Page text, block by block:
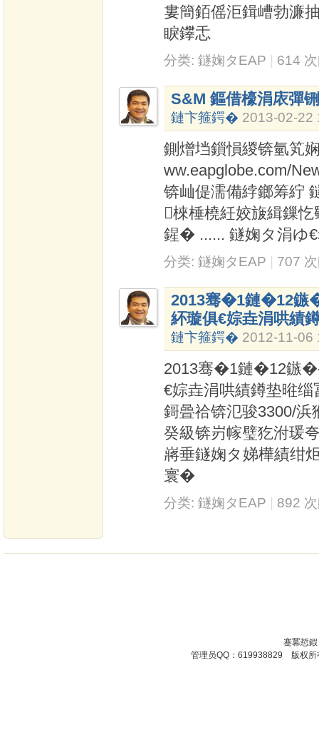
婁簡銆傜洰鍓嶆勃濂
睙鑻忎
分类: 鐩婅タEAP 614
S&M 鏂借檺涓庡彈
鏈卞箍鍔� 2013-02-22
鍘熷垱鎻愪緵锛氫笂
ww.eapglobe.com/
锛屾偍濡備綍鎯筹紵
棶棰橈紝姣旇緝鏁
鍟� ...... 鐩婅タ涓ゆ
分类: 鐩婅タEAP 707
2013骞�1鏈�12鏃
紑璇俱€婃垚涓哄績
鏈卞箍鍔� 2012-11-06
2013骞�1鏈�12鏃
€婃垚涓哄績鐏垫暀
鎶曡祫锛氾骏3300/浜
癸級锛岃幏璧犵泭瑗
嶈垂鐩婅タ娣樺績
寰�
分类: 鐩婅タEAP 892
蹇冪悊
管理员QQ：619938829 版权